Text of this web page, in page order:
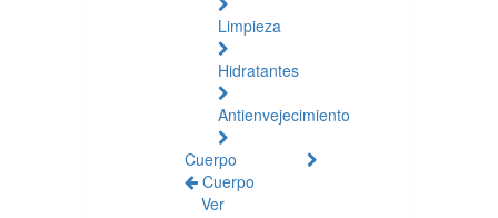
Limpieza
Hidratantes
Antienvejecimiento
Cuerpo
Cuerpo
Ver